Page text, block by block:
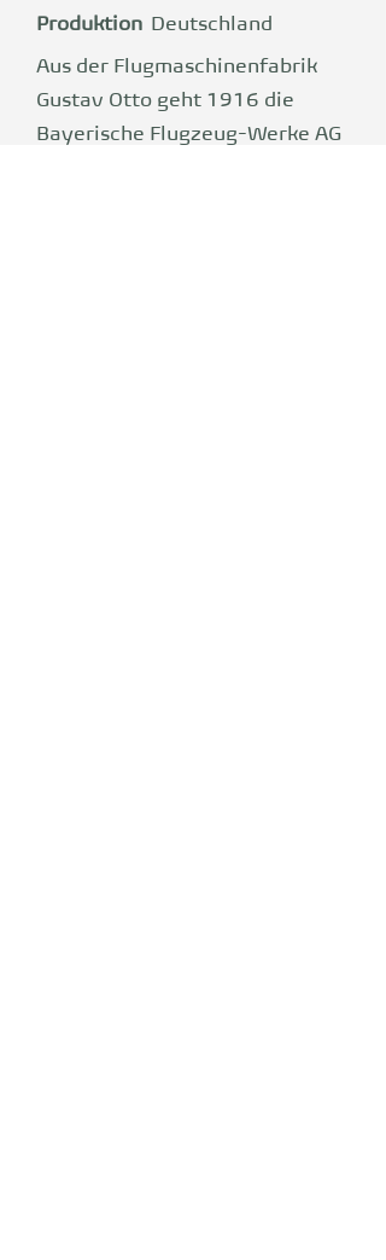
Produktion Deutschland
Aus der Flugmaschinenfabrik
Gustav Otto geht 1916 die
Bayerische Flugzeug-Werke AG